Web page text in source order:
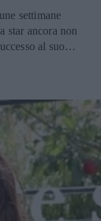
settimane
star ancora non
al suo